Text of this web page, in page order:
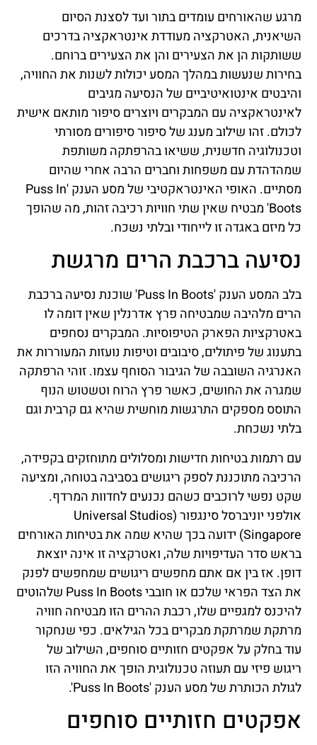
מרגע שהאורחים עומדים בתור ועד לסצנת הסיום
השיאנית, האטרקציה מעודדת אינטראקציה בדרכים
ששותקות הן את הצעירים והן את הצעירים ברוחם.
בחירות שנעשות במהלך המסע יכולות לשנות את החוויה,
והיבטים אינטואיטיביים של הנסיעה מגיבים
לאינטראקציה עם המבקרים ויוצרים סיפור מותאם אישית
לכולם. זהו שילוב מענג של סיפור סיפורים מסורתי
וטכנולוגיה חדשנית, ששיאו בהרפתקה משותפת
שמהדהדת עם משפחות וחברים הרבה אחרי שהיום
מסתיים. האופי האינטראקטיבי של מסע הענק 'Puss In
Boots' מבטיח שאין שתי חוויות רכיבה זהות, מה שהופך
כל מיזם באגדה זו לייחודי ובלתי נשכח.
נסיעה ברכבת הרים מרגשת
בלב המסע הענק 'Puss In Boots' שוכנת נסיעה ברכבת
הרים מלהיבה שמבטיחה פרץ אדרנלין שאין דומה לו
באטרקציות הפארק הטיפוסיות. המבקרים נסחפים
בתענוג של פיתולים, סיבובים וטיפות נועזות המעוררות את
האנרגיה השובבה של הגיבור הסוחף עצמו. זוהי הרפתקה
שמגרה את החושים, כאשר פרץ הרוח וטשטוש הנוף
התוסס מספקים התרגשות מוחשית שהיא גם קרבית וגם
בלתי נשכחת.
עם רתמות בטיחות חדישות ומסלולים מתוחזקים בקפידה,
הרכיבה מתוכננת לספק ריגושים בסביבה בטוחה, ומציעה
שקט נפשי לרוכבים כשהם נכנעים לחדוות המרדף.
אולפני יוניברסל סינגפור (Universal Studios
Singapore) ידועה בכך שהיא שמה את בטיחות האורחים
בראש סדר העדיפויות שלה, ואטרקציה זו אינה יוצאת
דופן. אז בין אם אתם מחפשים ריגושים שמחפשים לפנק
את הצד הפראי שלכם או חובבי Puss In Boots שלהוטים
להיכנס למגפיים שלו, רכבת ההרים הזו מבטיחה חוויה
מרתקת שמרתקת מבקרים בכל הגילאים. כפי שנחקור
עוד בחלק על אפקטים חזותיים סוחפים, השילוב של
ריגוש פיזי עם תעוזה טכנולוגית הופך את החוויה הזו
לגולת הכותרת של מסע הענק 'Puss In Boots'.
אפקטים חזותיים סוחפים